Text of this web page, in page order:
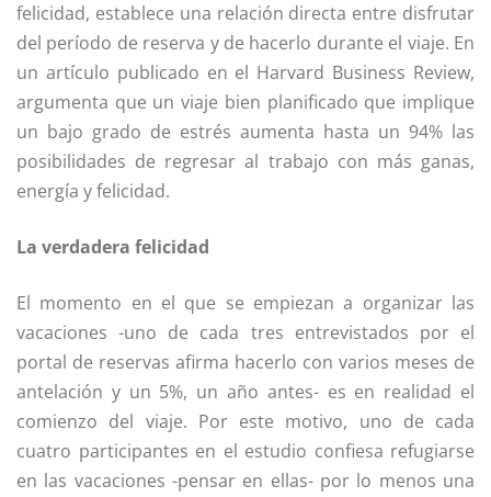
felicidad, establece una relación directa entre disfrutar
del período de reserva y de hacerlo durante el viaje. En
un artículo publicado en el Harvard Business Review,
argumenta que un viaje bien planificado que implique
un bajo grado de estrés aumenta hasta un 94% las
posibilidades de regresar al trabajo con más ganas,
energía y felicidad.
La verdadera felicidad
El momento en el que se empiezan a organizar las
vacaciones -uno de cada tres entrevistados por el
portal de reservas afirma hacerlo con varios meses de
antelación y un 5%, un año antes- es en realidad el
comienzo del viaje. Por este motivo, uno de cada
cuatro participantes en el estudio confiesa refugiarse
en las vacaciones -pensar en ellas- por lo menos una